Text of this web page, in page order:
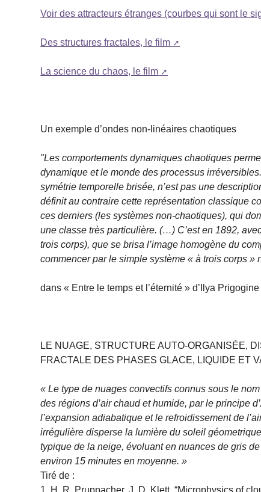
Voir des attracteurs étranges (courbes qui sont le
Des structures fractales, le film
La science du chaos, le film
Un exemple d’ondes non-linéaires chaotiques
"Les comportements dynamiques chaotiques
dynamique et le monde des processus
symétrie temporelle brisée, n’est pas une
définit au contraire cette représentation classique
ces derniers (les systèmes non-chaotiques), qui
une classe très particulière. (…) C’est en 1892,
trois corps), que se brisa l’image homogène du
commencer par le simple système « à trois corps »
dans « Entre le temps et l’éternité » d’Ilya
LE NUAGE, STRUCTURE AUTO-ORGANISÉE,
FRACTALE DES PHASES GLACE, LIQUIDE ET
« Le type de nuages convectifs connus sous le
des régions d’air chaud et humide, par le principe
l’expansion adiabatique et le refroidissement de
irrégulière disperse la lumière du soleil
typique de la neige, évoluant en nuances de gris
environ 15 minutes en moyenne. »
Tiré de :